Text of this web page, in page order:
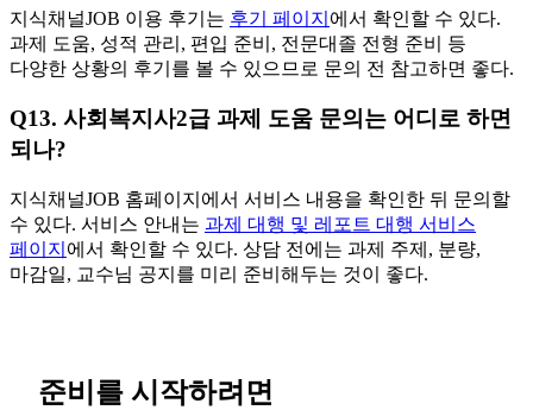
지식채널JOB 이용 후기는 후기 페이지 에서 확인할 수 있다.
과제 도움, 성적 관리, 편입 준비, 전문대졸 전형 준비 등
다양한 상황의 후기를 볼 수 있으므로 문의 전 참고하면 좋다.
Q13. 사회복지사2급 과제 도움 문의는 어디로 하면
되나?
지식채널JOB 홈페이지에서 서비스 내용을 확인한 뒤 문의할
수 있다. 서비스 안내는 과제 대행 및 레포트 대행 서비스
페이지 에서 확인할 수 있다. 상담 전에는 과제 주제, 분량,
마감일, 교수님 공지를 미리 준비해두는 것이 좋다.
준비를 시작하려면